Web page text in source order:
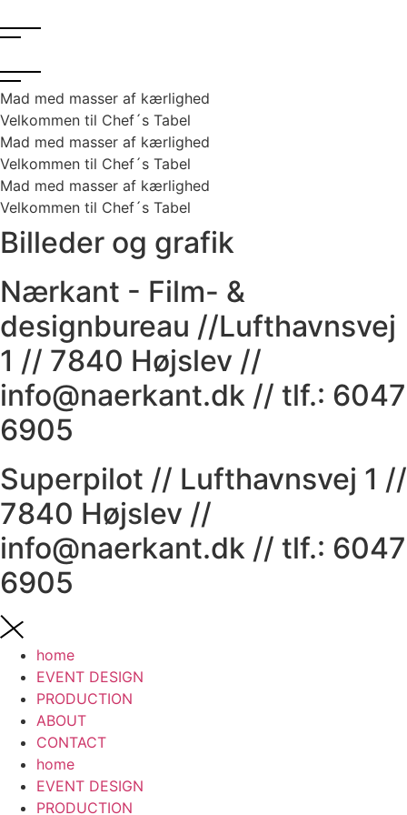
Mad med masser af kærlighed
Velkommen til Chef´s Tabel
Mad med masser af kærlighed
Velkommen til Chef´s Tabel
Mad med masser af kærlighed
Velkommen til Chef´s Tabel
Billeder og grafik
Nærkant - Film- &
designbureau //Lufthavnsvej
1 // 7840 Højslev //
info@naerkant.dk // tlf.: 6047
6905
Superpilot // Lufthavnsvej 1 //
7840 Højslev //
info@naerkant.dk // tlf.: 6047
6905
home
EVENT DESIGN
PRODUCTION
ABOUT
CONTACT
home
EVENT DESIGN
PRODUCTION